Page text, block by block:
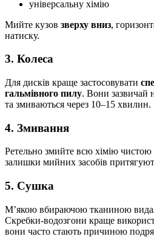
універсальну хімію
Мийте кузов зверху вниз,
натиску.
3. Колеса
Для дисків краще застосовувати
гальмівного пилу. Вони зазвичай
та змиваються через 10–15 хвилин.
4. Змивання
Ретельно змийте всю хімію
залишки мийних засобів
5. Сушка
М’якою вбираючою тканиною
Скребки-водозгони краще
вони часто стають причиною